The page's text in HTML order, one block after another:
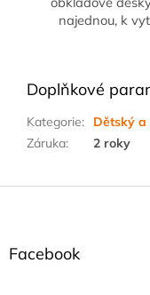
najednou, k
Doplňkové
Kategorie:
Dětský a
Záruka: 2 roky
Z
Facebook